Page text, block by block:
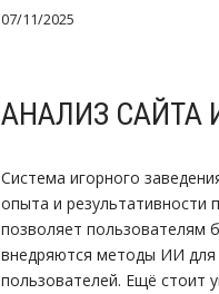
07/11/2025
АНАЛИЗ САЙТА
Система игорного
опыта и результативности
позволяет пользователям
внедряются методы ИИ для
пользователей. Ещё стоит